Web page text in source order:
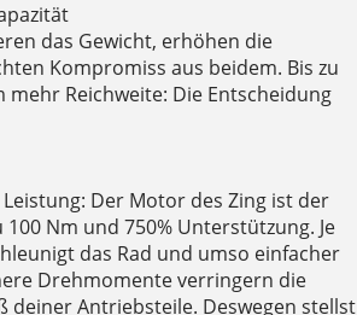
das Gewicht, erhöhen die
Kompromiss aus beidem. Bis zu
mehr Reichweite: Die Entscheidung
Der Motor des Zing ist der
Nm und 750% Unterstützung. Je
das Rad und umso einfacher
Drehmomente verringern die
deiner Antriebsteile. Deswegen stellst